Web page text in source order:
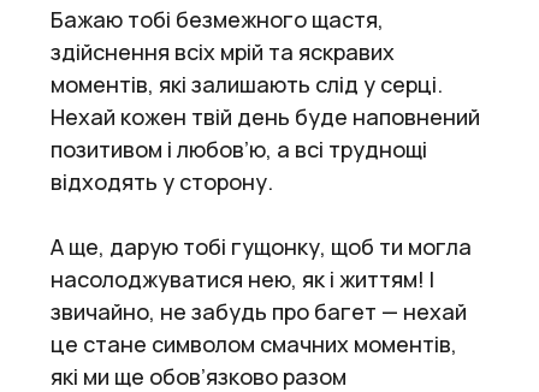
Бажаю тобі безмежного щастя,
здійснення всіх мрій та яскравих
моментів, які залишають слід у серці.
Нехай кожен твій день буде наповнений
позитивом і любов’ю, а всі труднощі
відходять у сторону.
А ще, дарую тобі гущонку, щоб ти могла
насолоджуватися нею, як і життям! І
звичайно, не забудь про багет — нехай
це стане символом смачних моментів,
які ми ще обов’язково разом